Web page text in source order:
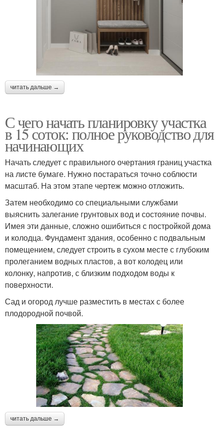
читать дальше →
С чего начать планировку участка
в 15 соток: полное руководство для
начинающих
Начать следует с правильного очертания границ участка
на листе бумаге. Нужно постараться точно соблюсти
масштаб. На этом этапе чертеж можно отложить.
Затем необходимо со специальными службами
выяснить залегание грунтовых вод и состояние почвы.
Имея эти данные, сложно ошибиться с постройкой дома
и колодца. Фундамент здания, особенно с подвальным
помещением, следует строить в сухом месте с глубоким
пролеганием водных пластов, а вот колодец или
колонку, напротив, с близким подходом воды к
поверхности.
Сад и огород лучше разместить в местах с более
плодородной почвой.
читать дальше →